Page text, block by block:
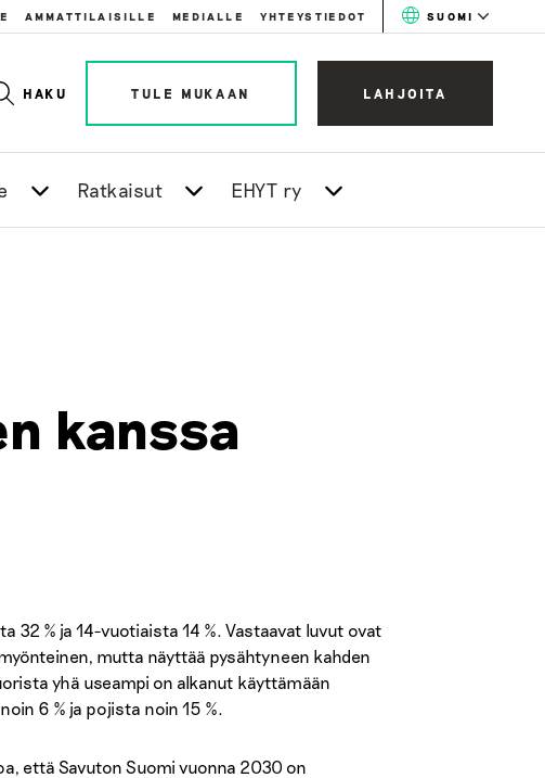
AMMATTILAISILLE MEDIALLE YHTEYSTIEDOT SUOMI
HAKU TULE MUKAAN LAHJOITA
Ratkaisut EHYT ry
kanssa
% ja 14-vuotiaista 14 %. Vastaavat luvut ovat
mutta näyttää pysähtyneen kahden
yhä useampi on alkanut käyttämään
6 % ja pojista noin 15 %.
että Savuton Suomi vuonna 2030 on